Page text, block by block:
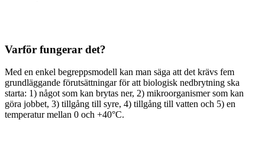
Varför fungerar det?
Med en enkel begreppsmodell kan man säga att det krävs fem
grundläggande förutsättningar för att biologisk nedbrytning ska
starta: 1) något som kan brytas ner, 2) mikroorganismer som kan
göra jobbet, 3) tillgång till syre, 4) tillgång till vatten och 5) en
temperatur mellan 0 och +40°C.